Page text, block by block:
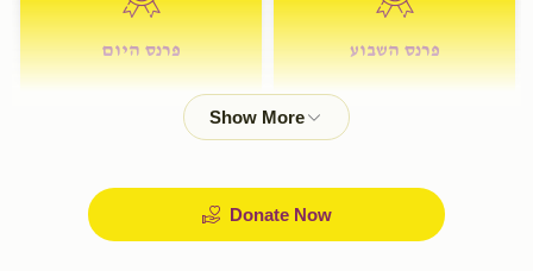
פרנס השבוע פרנס היום
Donate Now